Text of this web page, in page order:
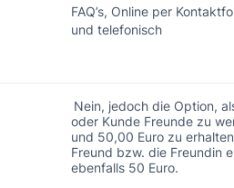
FAQ’s, Online per
und telefonisch
Nein, jedoch die Option,
oder Kunde Freunde zu
und 50,00 Euro zu
Freund bzw. die Freundin
ebenfalls 50 Euro.